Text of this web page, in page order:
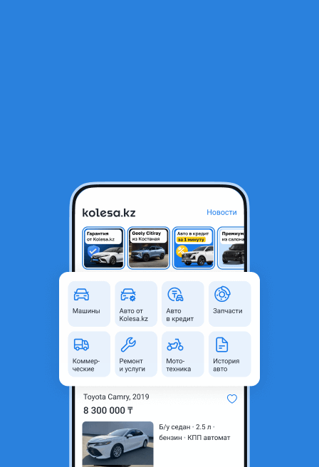
Зеркало левая сторона на land Cruiser 200 европа
Алматы, Алматинская
область
Б/y
Комментарий продавца
Зеркало европейцы, складыванием и подогрев, левая
сторона под камеру, в наличии левая сторона